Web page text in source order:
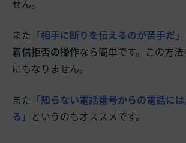
せん。
また 「相手に断りを伝えるのが苦手だ」
着信拒否の操作なら簡単です。この方
にもなりません。
また 「知らない電話番号からの電話に
る」 というのもオススメです。